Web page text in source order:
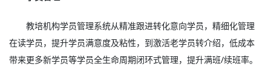
教培机构学员管理系统从精准跟进转化意向学员，精细化管理
在读学员，提升学员满意度及粘性，到激活老学员转介绍，低成本
带来更多新学员等学员全生命周期闭环式管理，提升满班/续班率。